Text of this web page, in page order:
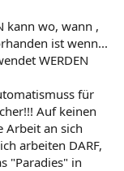
kann wo, wann ,
ist wenn...
WERDEN
für
Auf keinen
Arbeit an sich
arbeiten DARF,
"Paradies" in